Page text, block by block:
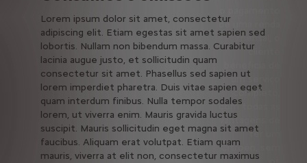
de uma renda
mensal, o
cliente
um serviço
completo,
com todas as
vantagens de
ter um
Citroën, sem
Lorem ipsum dolor sit amet, consectetur
adipiscing elit. Etiam egestas sit amet sapien sed
lobortis. Nullam non bibendum massa. Curabitur
lacinia augue justo, et sollicitudin quam
consectetur sit amet. Phasellus sed sapien ut
lorem imperdiet pharetra. Duis vitae sapien eget
quam interdum finibus. Nulla tempor sodales
lorem, ut viverra enim. Mauris gravida luctus
suscipit. Mauris sollicitudin eget magna sit amet
faucibus. Aliquam erat volutpat. Etiam quam
mauris, viverra at elit non, consectetur maximus